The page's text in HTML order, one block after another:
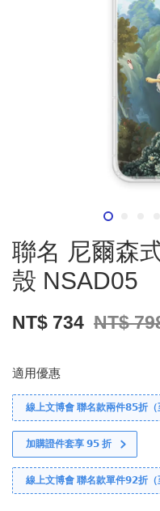
聯名 尼爾森
殼 NSAD05
NT$ 734 NT$
適用優惠
線上文博會 聯名款兩件𝟴𝟱折（
加購證件套享 𝟵𝟱 折
線上文博會 聯名款單件𝟵𝟮折（